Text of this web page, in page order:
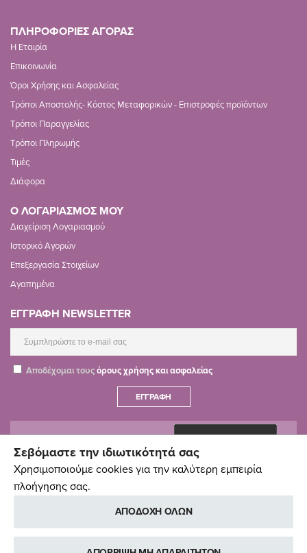
ΠΛΗΡΟΦΟΡΙΕΣ ΑΓΟΡΑΣ
Η Εταιρία
Επικοινωνία
Όροι Χρήσης και Ασφαλείας
Τρόποι Αποστολής- Κόστος Μεταφορικών - Επιστροφές προϊόντων
Τρόποι Παραγγελίας
Τρόποι Πληρωμής
Τιμές
Διάφορα
Ο ΛΟΓΑΡΙΑΣΜΟΣ ΜΟΥ
Διαχείριση Λογαριασμού
Ιστορικό Αγορών
Επεξεργασία Στοιχείων
Αγαπημένα
ΕΓΓΡΑΦΗ NEWSLETTER
Αποδέχομαι τουςόρους χρήσης και ασφαλείας
ΕΓΓΡΑΦΉ
Σεβόμαστε την ιδιωτικότητά σας
Χρησιμοποιούμε cookies για την καλύτερη εμπειρία
πλοήγησης σας.
ΑΠΟΔΟΧΗ ΟΛΩΝ